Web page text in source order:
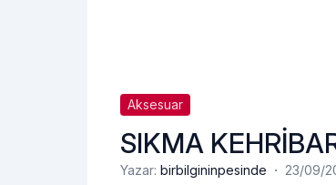
Aksesuar
SIKMA
Yazar: birbilgininpesinde · 23/09/